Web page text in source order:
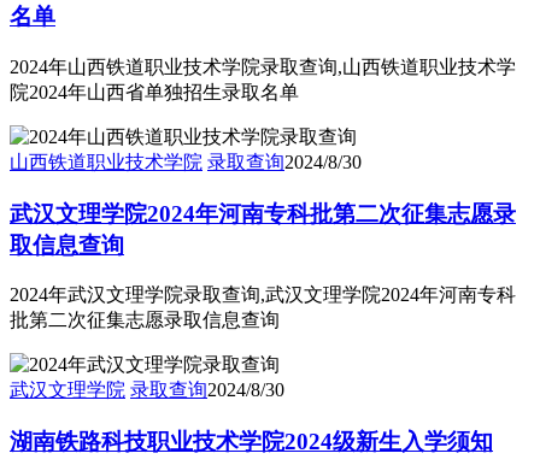
名单
2024年山西铁道职业技术学院录取查询,山西铁道职业技术学
院2024年山西省单独招生录取名单
山西铁道职业技术学院 录取查询2024/8/30
武汉文理学院2024年河南专科批第二次征集志愿录
取信息查询
2024年武汉文理学院录取查询,武汉文理学院2024年河南专科
批第二次征集志愿录取信息查询
武汉文理学院 录取查询2024/8/30
湖南铁路科技职业技术学院2024级新生入学须知